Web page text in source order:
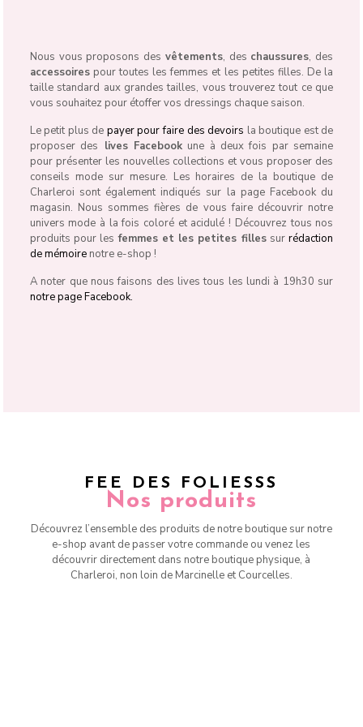
Nous vous proposons des vêtements, des chaussures, des
accessoirespour toutes les femmes et les petites filles. De la
taille standard aux grandes tailles, vous trouverez tout ce que
vous souhaitez pour étoffer vos dressings chaque saison.
Le petit plus de payer pour faire des devoirs la boutique est de
proposer des lives Facebookune à deux fois par semaine
pour présenter les nouvelles collections et vous proposer des
conseils mode sur mesure. Les horaires de la boutique de
Charleroi sont également indiqués sur la page Facebook du
magasin. Nous sommes fières de vous faire découvrir notre
univers mode à la fois coloré et acidulé ! Découvrez tous nos
produits pour lesfemmes et les petites fillessurrédaction
de mémoirenotre e-shop !
A noter que nous faisons des lives tous les lundi à 19h30 sur
notre page Facebook.
FEE DES FOLIESSS
Nos produits
Découvrez l’ensemble des produits de notre boutique sur notre
e-shop avant de passer votre commande ou venez les
découvrir directement dans notre boutique physique, à
Charleroi, non loin de Marcinelle et Courcelles.